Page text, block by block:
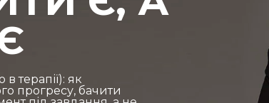
терапії): як
прогресу, бачити